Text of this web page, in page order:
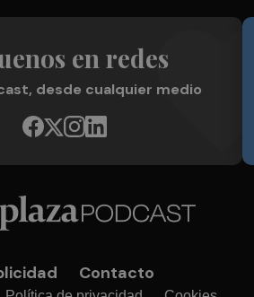
en redes
desde cualquier medio
Contacto